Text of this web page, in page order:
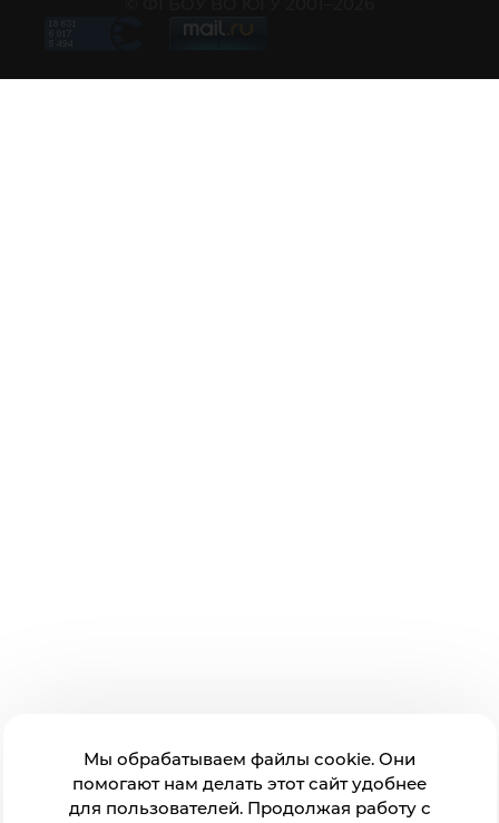
Мы обрабатываем файлы cookie. Они
помогают нам делать этот сайт удобнее
для пользователей. Продолжая работу с